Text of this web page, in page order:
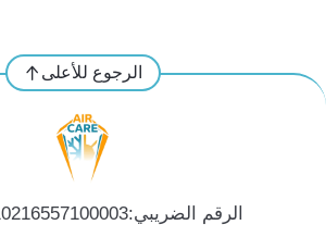
الرجوع للأعلى